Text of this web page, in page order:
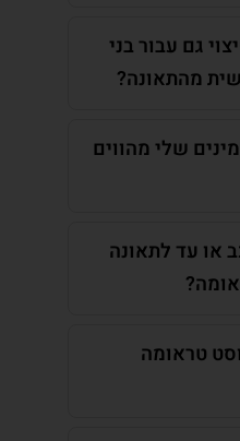
גם עבור בני
מהתאונה?
שלי מהווים
או עד לתאונה
טראומה